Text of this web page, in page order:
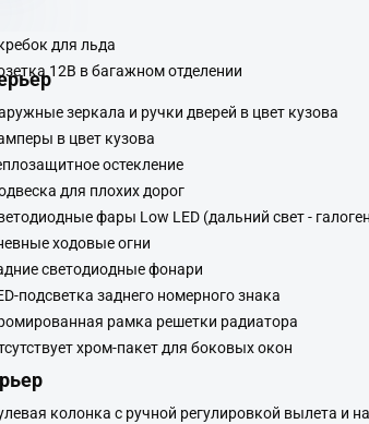
для льда
12В в багажном отделении
зеркала и ручки дверей в цвет кузова
в цвет кузова
остекление
для плохих дорог
фары Low LED (дальний свет -
ходовые огни
светодиодные фонари
подсветка заднего номерного знака
рамка решетки радиатора
хром-пакет для боковых окон
колонка с ручной регулировкой вылета и